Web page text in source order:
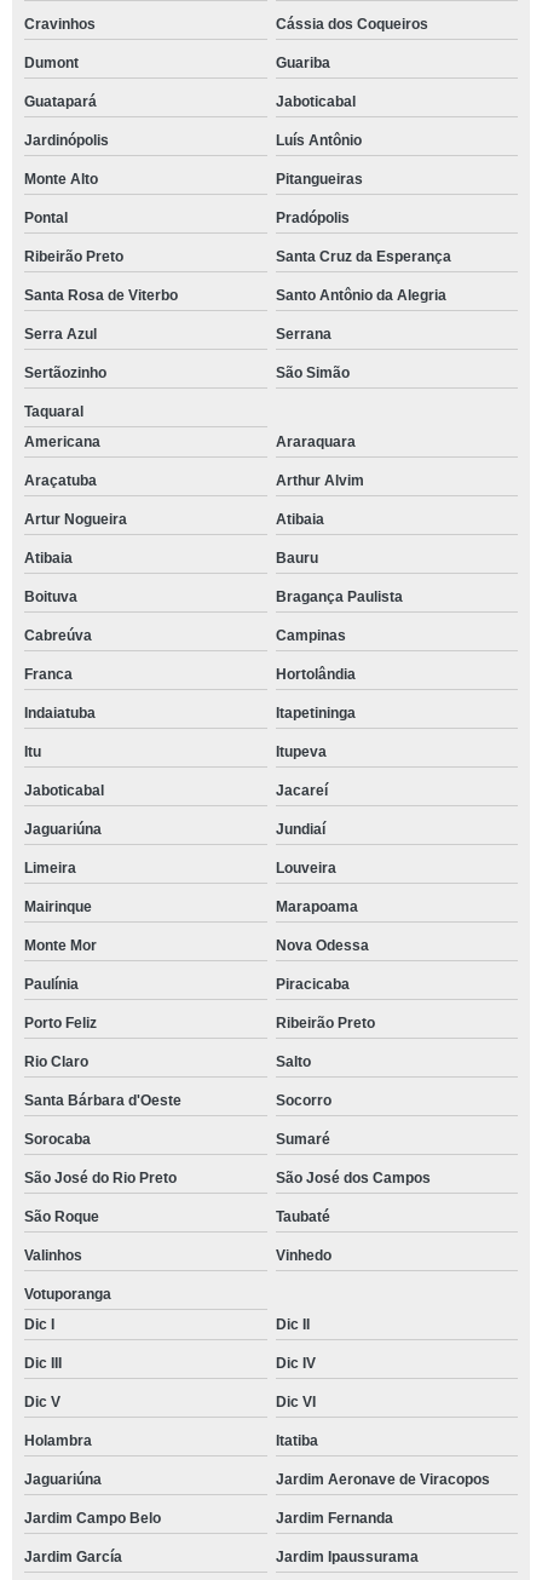
Cravinhos Cássia dos Coqueiros
Dumont Guariba
Guatapará Jaboticabal
Jardinópolis Luís Antônio
Monte Alto Pitangueiras
Pontal Pradópolis
Ribeirão Preto Santa Cruz da Esperança
Santa Rosa de Viterbo Santo Antônio da Alegria
Serra Azul Serrana
Sertãozinho São Simão
Taquaral
Americana
Araraquara
Araçatuba Arthur Alvim
Artur Nogueira Atibaia
Atibaia Bauru
Boituva Bragança Paulista
Cabreúva Campinas
Franca Hortolândia
Indaiatuba Itapetininga
Itu Itupeva
Jaboticabal Jacareí
Jaguariúna Jundiaí
Limeira Louveira
Mairinque Marapoama
Monte Mor Nova Odessa
Paulínia Piracicaba
Porto Feliz Ribeirão Preto
Rio Claro Salto
Santa Bárbara d'Oeste Socorro
Sorocaba Sumaré
São José do Rio Preto São José dos Campos
São Roque Taubaté
Valinhos Vinhedo
Votuporanga
Dic I
Dic II
Dic III Dic IV
Dic V Dic VI
Holambra Itatiba
Jaguariúna Jardim Aeronave de Viracopos
Jardim Campo Belo Jardim Fernanda
Jardim García Jardim Ipaussurama